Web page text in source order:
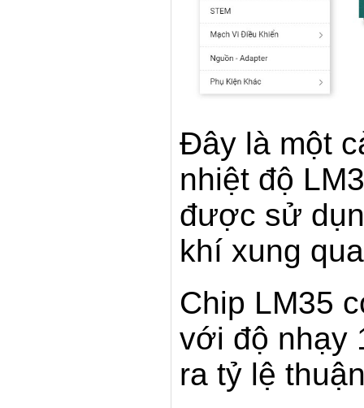
Đây là một
nhiệt độ
được sử
khí xung
Chip LM35
với độ nhạy
ra tỷ lệ